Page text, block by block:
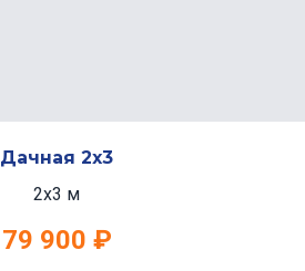
Дачная 2x3
2x3 м
79 900 ₽